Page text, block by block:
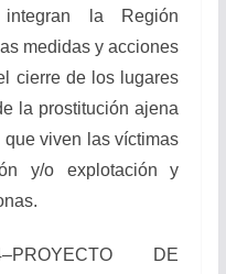
la Región
medidas y acciones
cierre de los lugares
la prostitución ajena
viven las víctimas
y/o explotación y
DE